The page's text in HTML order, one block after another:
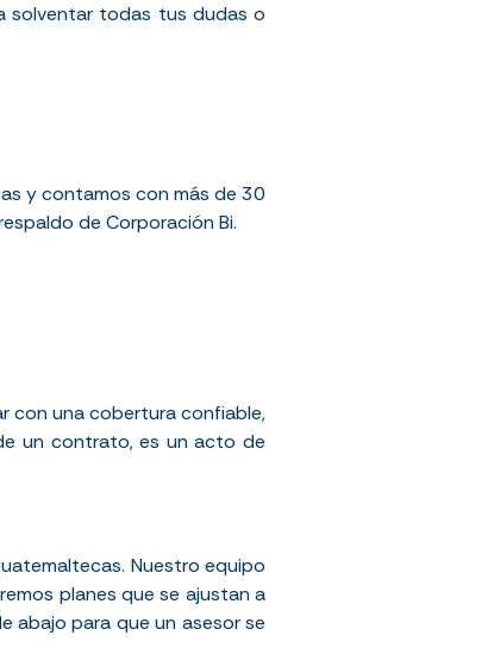
solventar todas tus dudas o
y contamos con más de 30
de Corporación Bi.
con una cobertura confiable,
un contrato, es un acto de
Nuestro equipo
planes que se ajustan a
abajo para que un asesor se